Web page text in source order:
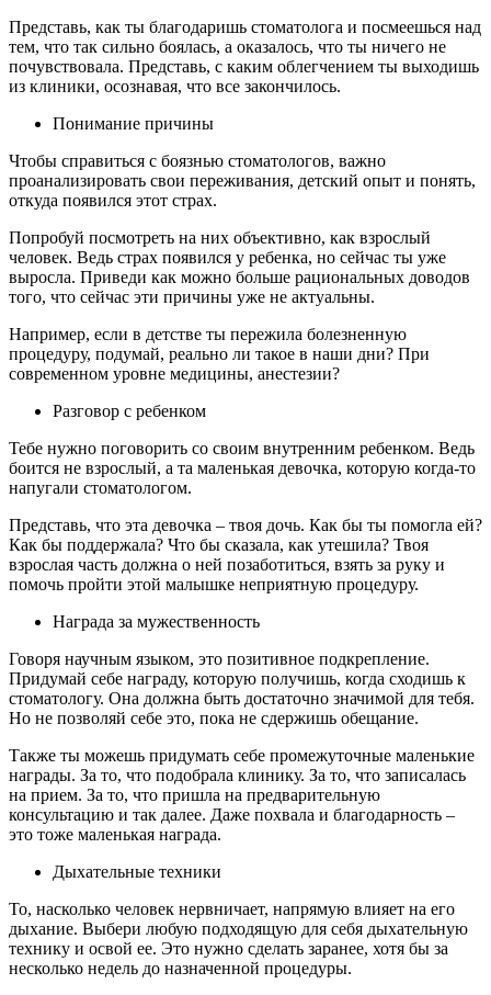
Представь, как ты благодаришь стоматолога и посмеешься над
тем, что так сильно боялась, а оказалось, что ты ничего не
почувствовала. Представь, с каким облегчением ты выходишь
из клиники, осознавая, что все закончилось.
Понимание причины
Чтобы справиться с боязнью стоматологов, важно
проанализировать свои переживания, детский опыт и понять,
откуда появился этот страх.
Попробуй посмотреть на них объективно, как взрослый
человек. Ведь страх появился у ребенка, но сейчас ты уже
выросла. Приведи как можно больше рациональных доводов
того, что сейчас эти причины уже не актуальны.
Например, если в детстве ты пережила болезненную
процедуру, подумай, реально ли такое в наши дни? При
современном уровне медицины, анестезии?
Разговор с ребенком
Тебе нужно поговорить со своим внутренним ребенком. Ведь
боится не взрослый, а та маленькая девочка, которую когда-то
напугали стоматологом.
Представь, что эта девочка – твоя дочь. Как бы ты помогла ей?
Как бы поддержала? Что бы сказала, как утешила? Твоя
взрослая часть должна о ней позаботиться, взять за руку и
помочь пройти этой малышке неприятную процедуру.
Награда за мужественность
Говоря научным языком, это позитивное подкрепление.
Придумай себе награду, которую получишь, когда сходишь к
стоматологу. Она должна быть достаточно значимой для тебя.
Но не позволяй себе это, пока не сдержишь обещание.
Также ты можешь придумать себе промежуточные маленькие
награды. За то, что подобрала клинику. За то, что записалась
на прием. За то, что пришла на предварительную
консультацию и так далее. Даже похвала и благодарность –
это тоже маленькая награда.
Дыхательные техники
То, насколько человек нервничает, напрямую влияет на его
дыхание. Выбери любую подходящую для себя дыхательную
технику и освой ее. Это нужно сделать заранее, хотя бы за
несколько недель до назначенной процедуры.